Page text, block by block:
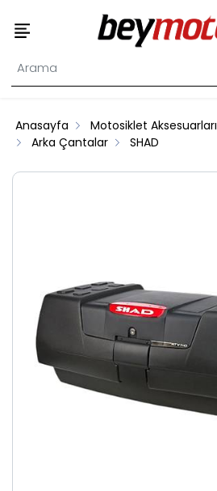
Anasayfa Motosiklet Aksesuarları
Arka Çantalar
SHAD